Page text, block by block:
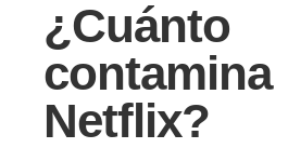
¿Cuánto
contamina
Netflix?